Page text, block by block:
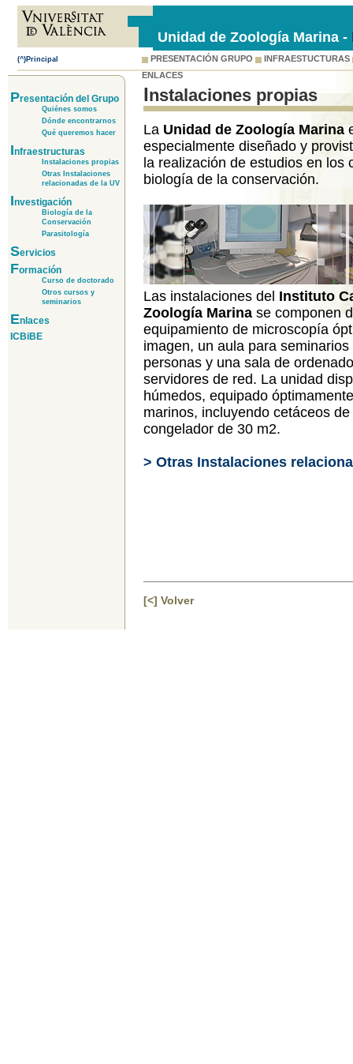
Unidad de Zoología Marina -
(^)Principal PRESENTACIÓN GRUPO
INFRAESTUCTURAS
ENLACES
Presentación del Grupo
Quiénes somos
Dónde encontrarnos
Qué queremos hacer
Infraestructuras
Instalaciones propias
Otras Instalaciones
relacionadas de la UV
Investigación
Biología de la
Conservación
Parasitología
Servicios
Formación
Curso de doctorado
Otros cursos y
seminarios
Enlaces
ICBiBE
Instalaciones propias
LaUnidad de Zoología Marina
especialmente diseñado y
la realización de estudios en los
biología de la conservación.
Las instalaciones del Instituto
Zoología Marinase componen
equipamiento de microscopía
imagen, un aula para
personas y una sala de
servidores de red. La unidad
húmedos, equipado
marinos, incluyendo cetáceos
congelador de 30 m2.
> Otras Instalaciones
[<] Volver